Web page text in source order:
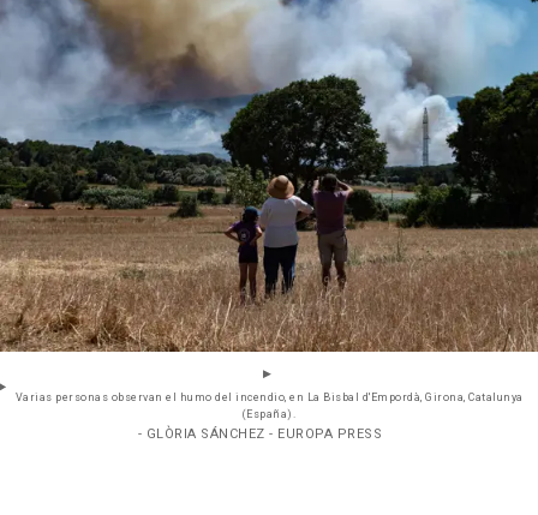
Varias personas observan el humo del incendio, en La Bisbal d'Empordà, Girona, Catalunya
(España).
- GLÒRIA SÁNCHEZ - EUROPA PRESS